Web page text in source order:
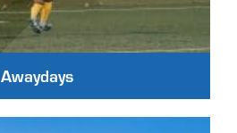
Awaydays